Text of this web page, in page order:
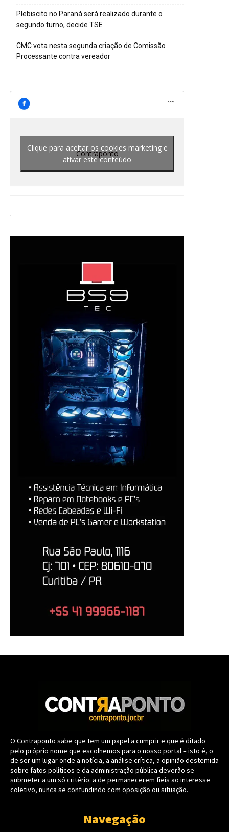
Plebiscito no Paraná será realizado durante o
segundo turno, decide TSE
CMC vota nesta segunda criação de Comissão
Processante contra vereador
Contraponto
Clique para aceitar os cookies marketing e
ativar este conteúdo
O Contraponto sabe que tem um papel a cumprir e que é ditado
pelo próprio nome que escolhemos para o nosso portal – isto é, o
de ser um lugar onde a notícia, a análise crítica, a opinião destemida
sobre fatos políticos e da administração pública deverão se
submeter a um só critério: a de permanecerem fieis ao interesse
coletivo, nunca se confundindo com oposição ou situação.
Navegação